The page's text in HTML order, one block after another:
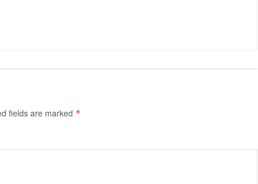
fields are marked *